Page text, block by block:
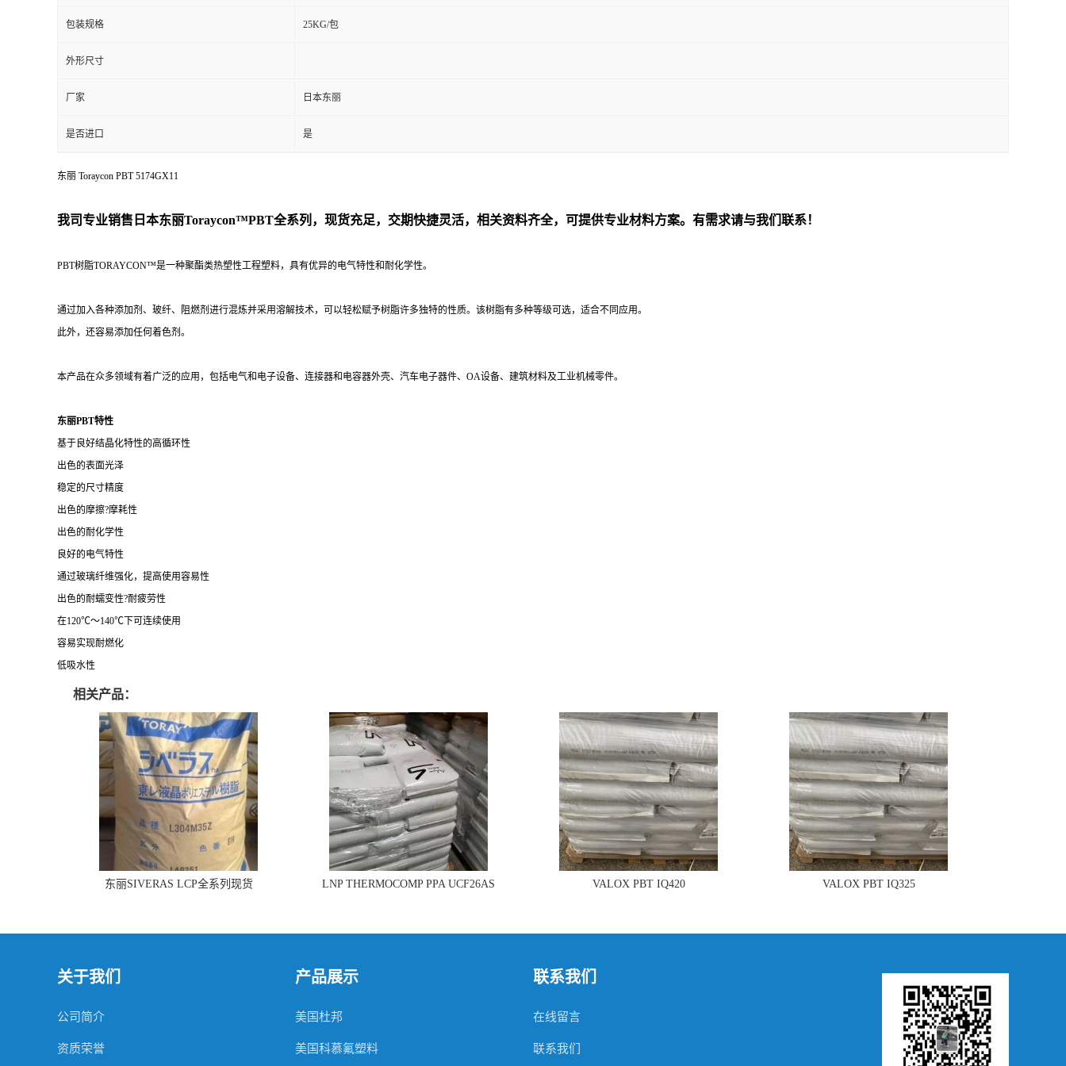
包装规格 25KG/包
外形尺寸
厂家 日本东丽
是否进口 是
东丽 Toraycon PBT 5174GX11
我司专业销售日本东丽Toraycon™PBT全系列，现货充足，交期快捷灵活，相关资料齐全，可提供专业材料方案。有需求请与我们联系！
PBT树脂TORAYCON™是一种聚酯类热塑性工程塑料，具有优异的电气特性和耐化学性。
通过加入各种添加剂、玻纤、阻燃剂进行混炼并采用溶解技术，可以轻松赋予树脂许多独特的性质。该树脂有多种等级可选，适合不同应用。
此外，还容易添加任何着色剂。
本产品在众多领域有着广泛的应用，包括电气和电子设备、连接器和电容器外壳、汽车电子器件、OA设备、建筑材料及工业机械零件。
东丽PBT特性
基于良好结晶化特性的高循环性
出色的表面光泽
稳定的尺寸精度
出色的摩擦?摩耗性
出色的耐化学性
良好的电气特性
通过玻璃纤维强化，提高使用容易性
出色的耐蠕变性?耐疲劳性
在120℃～140℃下可连续使用
容易实现耐燃化
低吸水性
相关产品：
东丽SIVERAS LCP全系列现货 LNP THERMOCOMP PPA UCF26AS VALOX PBT IQ420 VALOX PBT IQ325
关于我们
公司简介
资质荣誉
产品展示
美国杜邦
美国科慕氟塑料
联系我们
在线留言
联系我们